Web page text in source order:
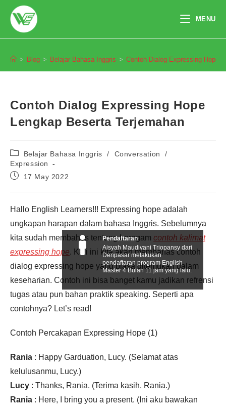
content
MENU
> Blog > Belajar Bahasa Inggris > Contoh Dialog Expressing Hope
Contoh Dialog Expressing Hope
Lengkap Beserta Terjemahan
Post
category:
Belajar Bahasa Inggris / Conversation
/
Expression
Post17 May 2022
Hallo English Learners!!! Expressing hope adalah
ungkapan harapan dalam bahasa Inggris. Sebelumnya
kita sudah membahas tentang beragam contoh kalimat
expressing hope. Kali ini kita akan membahas contoh
dialog expressing hope yang biasa ditemukan dalam
keseharian. Contoh ini bisa banget kamu jadikan refrensi
tugas atau pun bahan praktik speaking. Seperti apa
contohnya? Let’s read!
Contoh Percakapan Expressing Hope (1)
Rania : Happy Garduation, Lucy. (Selamat atas
kelulusanmu, Lucy.)
Lucy : Thanks, Rania. (Terima kasih, Rania.)
Rania : Here, I bring you a present. (Ini aku bawakan
Pendaftaran
Aisyah Maudivani Triopansy dari
Denpasar melakukan
pendaftaran program English
Master 4 Bulan 11 jam yang lalu.